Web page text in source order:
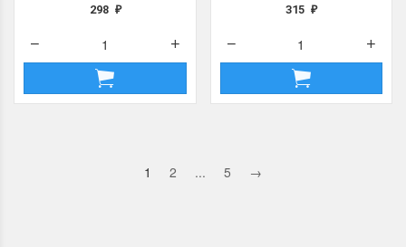
298 ₽ 315₽
1 2 ... 5 →